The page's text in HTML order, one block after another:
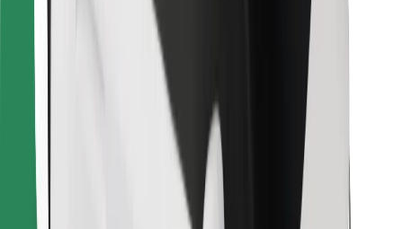
Uvjeti i odredbe
Zatraži vožnju i putuj kroz nekoliko minuta!
Preuzmi aplikaciju Bolt